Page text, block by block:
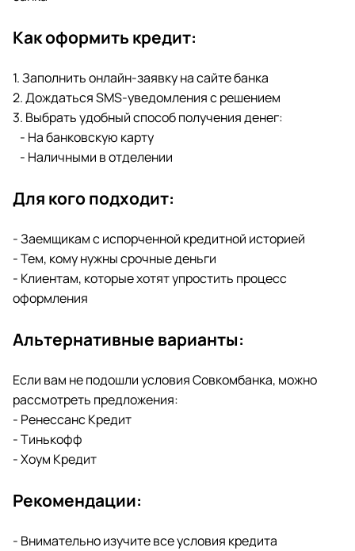
Как оформить кредит:
1. Заполнить онлайн-заявку на сайте банка
2. Дождаться SMS-уведомления с решением
3. Выбрать удобный способ получения денег:
- На банковскую карту
- Наличными в отделении
Для кого подходит:
- Заемщикам с испорченной кредитной историей
- Тем, кому нужны срочные деньги
- Клиентам, которые хотят упростить процесс
оформления
Альтернативные варианты:
Если вам не подошли условия Совкомбанка, можно
рассмотреть предложения:
- Ренессанс Кредит
- Тинькофф
- Хоум Кредит
Рекомендации:
- Внимательно изучите все условия кредита